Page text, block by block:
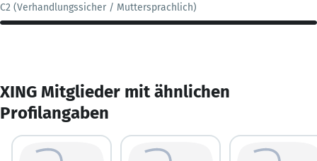
C2 (Verhandlungssicher / Muttersprachlich)
XING Mitglieder mit ähnlichen
Profilangaben